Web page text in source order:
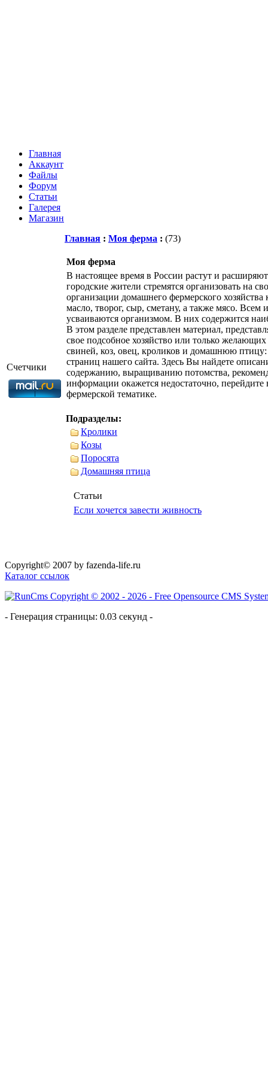
Главная
Аккаунт
Файлы
Форум
Статьи
Галерея
Магазин
Счетчики
Главная : Моя ферма : (73)
Моя ферма
В настоящее время в России растут и
городские жители стремятся организовать на
организации домашнего фермерского
масло, творог, сыр, сметану, а также мясо.
усваиваются организмом. В них содержится
В этом разделе представлен материал,
свое подсобное хозяйство или только
свиней, коз, овец, кроликов и домашнюю
страниц нашего сайта. Здесь Вы найдете
содержанию, выращиванию потомства,
информации окажется недостаточно,
фермерской тематике.
Подразделы:
Кролики
Козы
Поросята
Домашняя птица
Статьи
Если хочется завести живность
Copyright© 2007 by fazenda-life.ru
Каталог ссылок
- Генерация страницы: 0.03 секунд -